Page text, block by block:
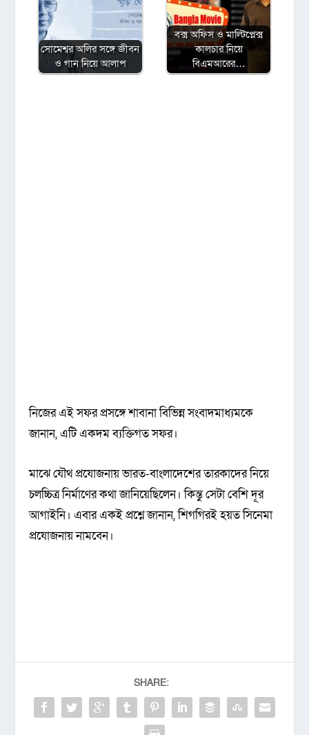
সোমেশ্বর অলির সঙ্গে জীবন
ও গান নিয়ে আলাপ
বক্স অফিস ও মাল্টিপ্লেক্স
কালচার নিয়ে
বিএমআরের…
নিজের এই সফর প্রসঙ্গে শাবানা বিভিন্ন সংবাদমাধ্যমকে
জানান, এটি একদম ব্যক্তিগত সফর।
মাঝে যৌথ প্রযোজনায় ভারত-বাংলাদেশের তারকাদের নিয়ে
চলচ্চিত্র নির্মাণের কথা জানিয়েছিলেন। কিন্তু সেটা বেশি দূর
আগাইনি। এবার একই প্রশ্নে জানান, শিগগিরই হয়ত সিনেমা
প্রযোজনায় নামবেন।
SHARE: